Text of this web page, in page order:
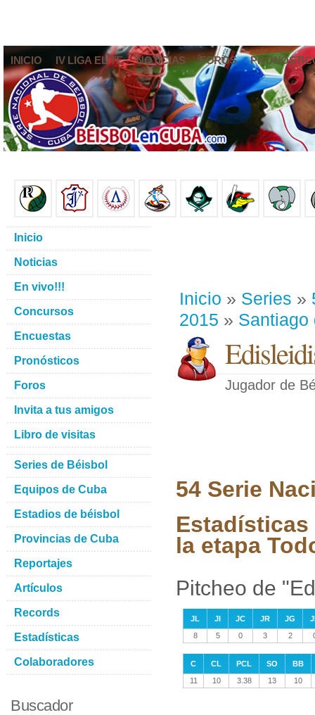
INICIO IV LIGA ELITE NOTICIAS FOROS
Inicio » Series »
2015 » Santiago
Jugador de
54 Serie
la etapa
Pitcheo de
JL JI JC JR JG
8
5 0 3 2
C CL PCL SO
BB
11
10 3.38 13 10
Inicio
Noticias
En vivo!!!
Concursos
Encuestas
Pronósticos
Foros
Invita a tus amigos
Libro de visitas
Series de Béisbol
Equipos de Cuba
Estadios de béisbol
Provincias de Cuba
Reportajes
Artículos
Records
Estadísticas
Colaboradores
Buscador